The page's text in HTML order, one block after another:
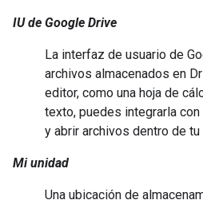
IU de Google Drive
La interfaz de usuario de
archivos almacenados en
editor, como una hoja de
texto, puedes integrarla
y abrir archivos dentro de tu
Mi unidad
Una ubicación de